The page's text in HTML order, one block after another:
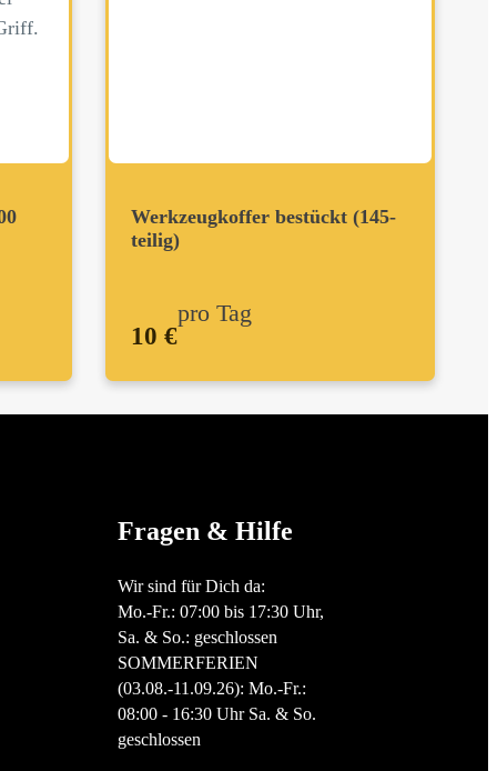
Werkzeugkoffer bestückt (145-
teilig)
10 €
pro Tag
Fragen & Hilfe
Wir sind für Dich da:
Mo.-Fr.: 07:00 bis 17:30 Uhr,
Sa. & So.: geschlossen
SOMMERFERIEN
(03.08.-11.09.26): Mo.-Fr.:
08:00 - 16:30 Uhr Sa. & So.
geschlossen